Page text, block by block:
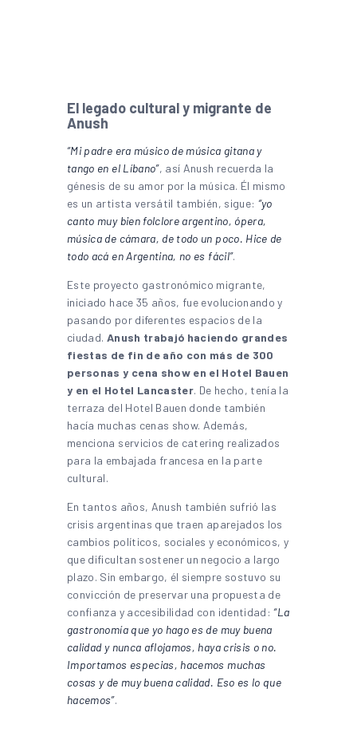
El legado cultural y migrante de
Anush
“Mi padre era músico de música gitana y
tango en el Líbano”, así Anush recuerda la
génesis de su amor por la música. Él mismo
es un artista versátil también, sigue: “yo
canto muy bien folclore argentino, ópera,
música de cámara, de todo un poco. Hice de
todo acá en Argentina, no es fácil”.
Este proyecto gastronómico migrante,
iniciado hace 35 años, fue evolucionando y
pasando por diferentes espacios de la
ciudad. Anush trabajó haciendo grandes
fiestas de fin de año con más de 300
personas y cena show en el Hotel Bauen
y en el Hotel Lancaster. De hecho, tenía la
terraza del Hotel Bauen donde también
hacía muchas cenas show. Además,
menciona servicios de catering realizados
para la embajada francesa en la parte
cultural.
En tantos años, Anush también sufrió las
crisis argentinas que traen aparejados los
cambios políticos, sociales y económicos, y
que dificultan sostener un negocio a largo
plazo. Sin embargo, él siempre sostuvo su
convicción de preservar una propuesta de
confianza y accesibilidad con identidad:“La
gastronomía que yo hago es de muy buena
calidad y nunca aflojamos, haya crisis o no.
Importamos especias, hacemos muchas
cosas y de muy buena calidad. Eso es lo que
hacemos”.